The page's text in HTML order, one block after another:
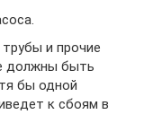
и прочие
должны быть
бы одной
к сбоям в